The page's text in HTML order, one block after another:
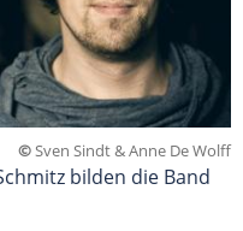
©Sven Sindt & Anne De Wolff
bilden die Band